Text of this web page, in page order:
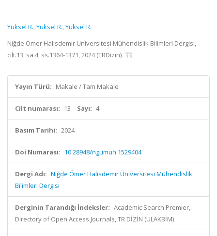
Yuksel R.,Yuksel R.,Yuksel R.
Niğde Ömer Halisdemir Üniversitesi Mühendislik Bilimleri Dergisi,
cilt.13, sa.4, ss.1364-1371, 2024 (TRDizin)
Yayın Türü: Makale / Tam Makale
Cilt numarası: 13 Sayı: 4
Basım Tarihi: 2024
Doi Numarası: 10.28948/ngumuh.1529404
Dergi Adı: Niğde Ömer Halisdemir Üniversitesi Mühendislik
Bilimleri Dergisi
Derginin Tarandığı İndeksler: Academic Search Premier,
Directory of Open Access Journals, TR DİZİN (ULAKBİM)